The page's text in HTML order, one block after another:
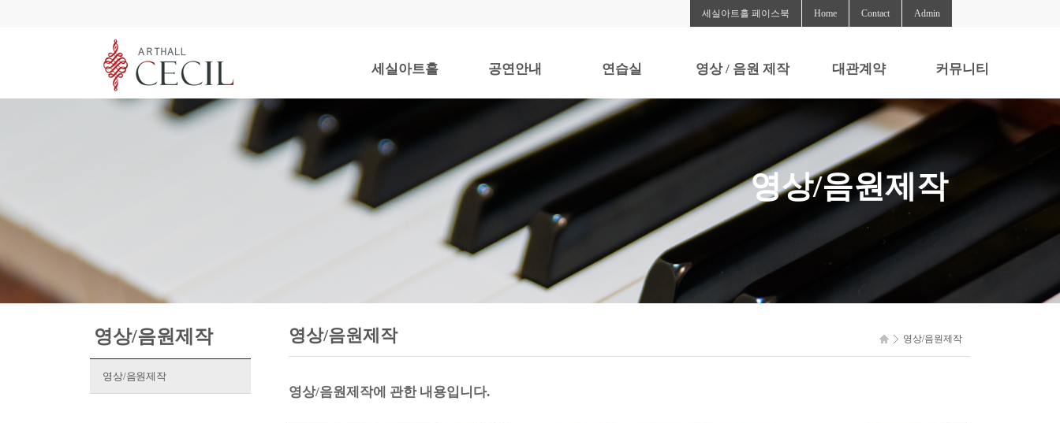
세실아트홀 페이스북 Home Contact Admin
세실아트홀
오시는 길
공연안내 연습실
연습실 안내
GRAND PIANO
UPRIGHT & ETC
DRESSING ROOM
영상 / 음원 제작 대관계약
대관계약
커뮤니티
자료실
영상/음원제작
영상/음원제작
영상/음원제작
영상/음원제작
영상/음원제작
영상/음원제작에 관한 내용입니다.